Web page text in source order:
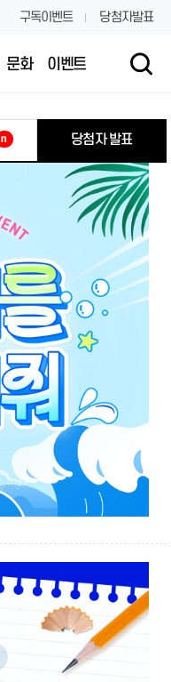
구독이벤트 당첨자발표
문화 이벤트
n 당첨자 발표